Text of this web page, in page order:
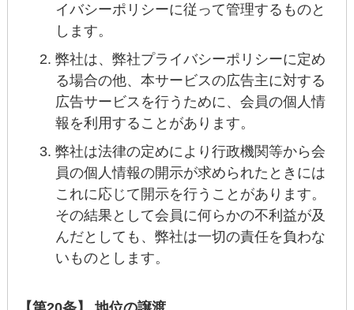
イバシーポリシーに従って管理するものと
します。
弊社は、弊社プライバシーポリシーに定め
る場合の他、本サービスの広告主に対する
広告サービスを行うために、会員の個人情
報を利用することがあります。
弊社は法律の定めにより行政機関等から会
員の個人情報の開示が求められたときには
これに応じて開示を行うことがあります。
その結果として会員に何らかの不利益が及
んだとしても、弊社は一切の責任を負わな
いものとします。